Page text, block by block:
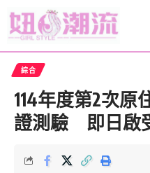
綜合
114年度第2次原
證測驗 即日啟